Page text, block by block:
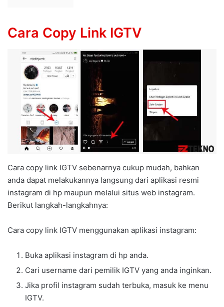
Cara Copy Link IGTV
Cara copy link IGTV sebenarnya cukup mudah, bahkan
anda dapat melakukannya langsung dari aplikasi resmi
instagram di hp maupun melalui situs web instagram.
Berikut langkah-langkahnya:
Cara copy link IGTV menggunakan aplikasi instagram:
Buka aplikasi instagram di hp anda.
Cari username dari pemilik IGTV yang anda inginkan.
Jika profil instagram sudah terbuka, masuk ke menu
IGTV.